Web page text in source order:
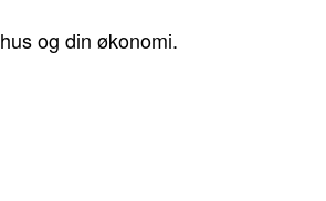
og din økonomi.